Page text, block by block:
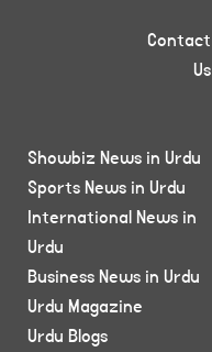
Contact
Us
Showbiz News in Urdu
Sports News in Urdu
International News in
Urdu
Business News in Urdu
Urdu Magazine
Urdu Blogs